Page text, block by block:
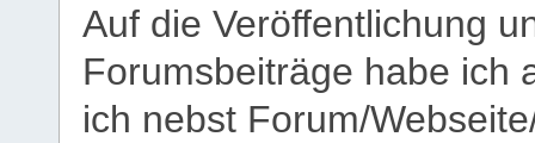
Auf die Veröffentlichung
Forumsbeiträge habe ich
ich nebst Forum/